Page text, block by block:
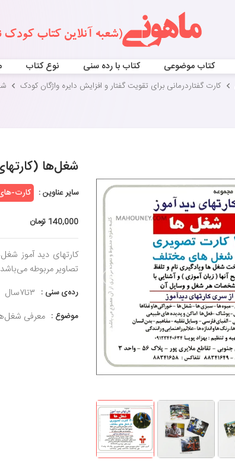
کتاب موضوعی کتاب با رده سنی نوع کتاب
کارت گفتاردرمانی برای تقویت گفتار و افزایش دایره واژگان کودک
شغل‌ها
سایر عناوین : کارت-
140,000 تومان
کارتهای دید آموز
تصاویر مربوطه
رده‌ی سنی : ۳تا۷سال
موضوع : معرفی